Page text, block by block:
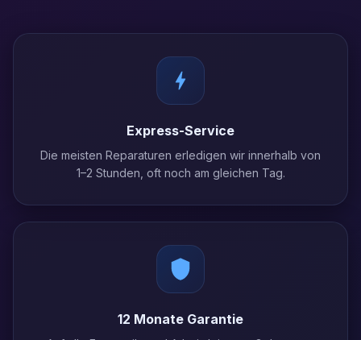
Express-Service
Die meisten Reparaturen erledigen wir innerhalb von
1–2 Stunden, oft noch am gleichen Tag.
12 Monate Garantie